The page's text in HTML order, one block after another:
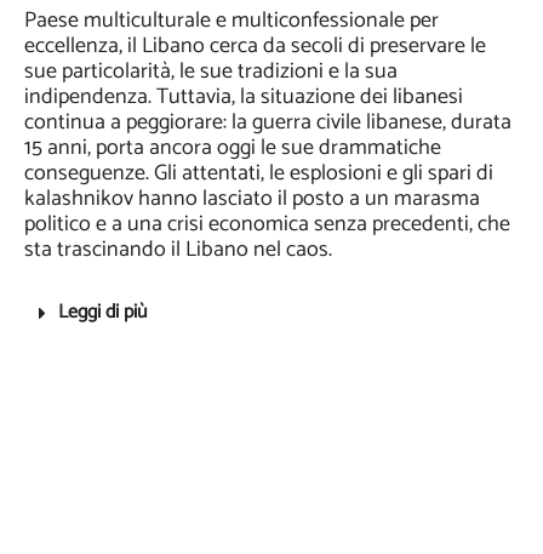
Paese multiculturale e multiconfessionale per
eccellenza, il Libano cerca da secoli di preservare le
sue particolarità, le sue tradizioni e la sua
indipendenza. Tuttavia, la situazione dei libanesi
continua a peggiorare: laguerra civile libanese, durata
15 anni, porta ancora oggi le sue drammatiche
conseguenze. Gli attentati, le esplosioni e gli spari di
kalashnikov hanno lasciato il posto a un marasma
politico e a una crisi economica senza precedenti, che
sta trascinando il Libano nel caos.
Leggi di più